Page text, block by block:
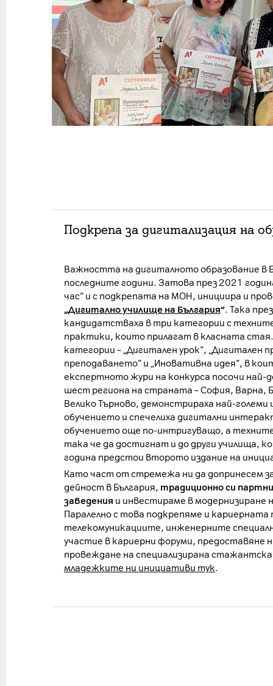
Подкрепа за дигитализация на
Важността на дигиталното образование в
последните години. Затова през 2021
час“ и с подкрепата на МОН, инициира и
„Дигитално училище на България“. Така
кандидатстваха в три категории с
практики, които прилагат в класната
категории – „Дигитален урок“, „Дигитален
преподаването“ и „Иновативна идея“, в
експертното жури на конкурса посочи
шест региона на страната – София, Варна,
Велико Търново, демонстрираха най-
обучението и спечелиха дигитални
обучението още по-интригуващо, а
така че да достигнат и до други училища,
година предстои второто издание на
Като част от стремежа ни да допринесем
дейност в България, традиционно си
заведения и инвестираме в
Паралелно с това подкрепяме и
телекомуникациите, инженерните
участие в кариерни форуми, предоставяне
провеждане на специализирана
младежките ни инициативи тук.